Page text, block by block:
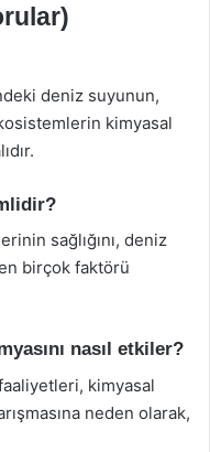
deniz suyunun,
kimyasal
sağlığını, deniz
birçok faktörü
nasıl etkiler?
kimyasal
neden olarak,